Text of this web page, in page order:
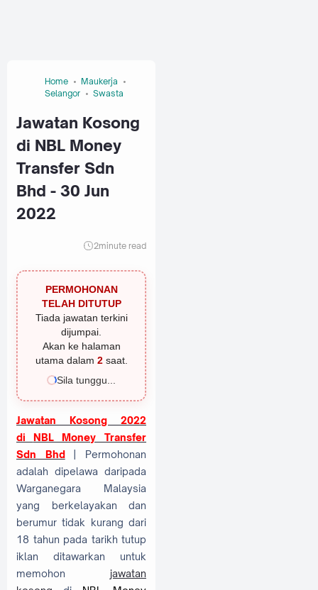
Home
Maukerja
Selangor
Swasta
Jawatan Kosong
di NBL Money
Transfer Sdn
Bhd - 30 Jun
2022
2minute read
PERMOHONAN
TELAH DITUTUP
Tiada jawatan terkini
dijumpai.
Akan ke halaman
utama dalam 1saat.
Sila tunggu...
Jawatan Kosong 2022
di NBL Money Transfer
Sdn Bhd
| Permohonan
adalah dipelawa daripada
Warganegara Malaysia
yang berkelayakan dan
berumur tidak kurang dari
18 tahun pada tarikh tutup
iklan ditawarkan untuk
memohon jawatan